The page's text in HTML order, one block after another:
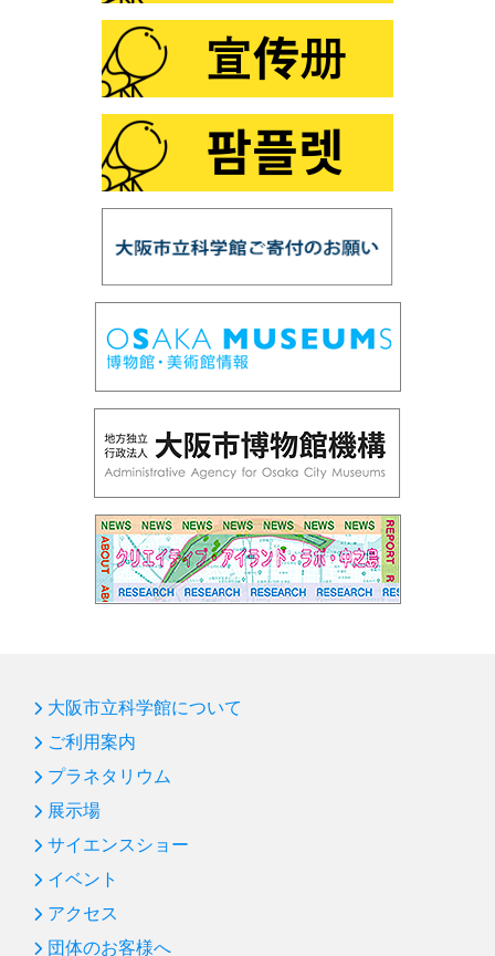
大阪市立科学館について
ご利用案内
プラネタリウム
展示場
サイエンスショー
イベント
アクセス
団体のお客様へ